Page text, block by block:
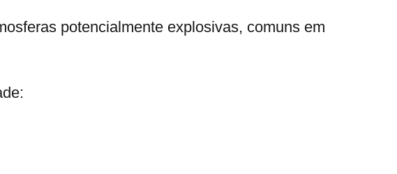
potencialmente explosivas, comuns em